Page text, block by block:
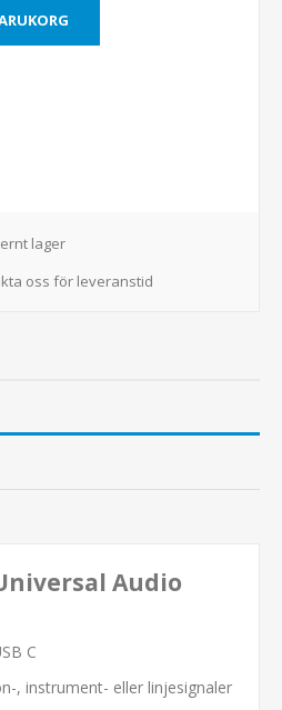
lager
oss för leveranstid
Audio
C
, instrument- eller linjesignaler